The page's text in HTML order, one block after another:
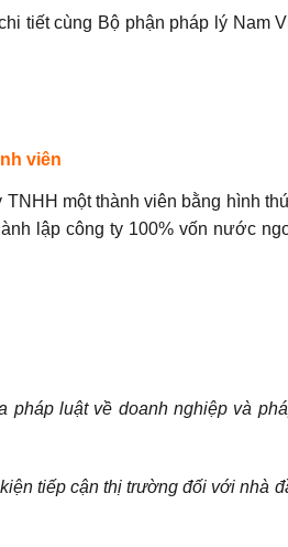
tiết cùng Bộ phận pháp lý Nam
viên
một thành viên bằng hình
lập công ty 100% vốn nước
pháp luật về doanh nghiệp và
tiếp cận thị trường đối với nhà